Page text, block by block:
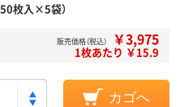
50枚入×5袋）
販売価格（税込） ￥3,975
1枚あたり ￥15.9
カゴへ